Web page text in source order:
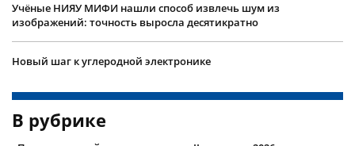
Учëные НИЯУ МИФИ нашли способ извлечь шум из
изображений: точность выросла десятикратно
Новый шаг к углеродной электронике
В рубрике